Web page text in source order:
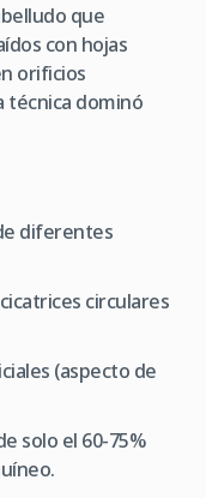
que
con hojas
orificios
técnica dominó
diferentes
circulares
(aspecto de
solo el 60-75%